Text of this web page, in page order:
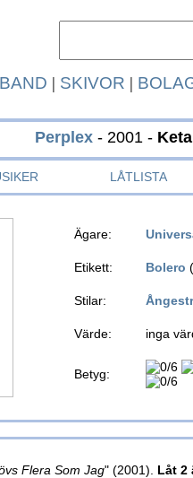
BAND | SKIVOR |
Perplex- 2001 -
LÅTLISTA
Ägare:
Etikett: Bolero
Stilar:
Värde: inga
Betyg:
Flera Som Jag" (2001). Låt 2